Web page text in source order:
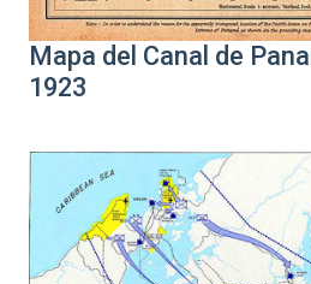
Mapa del Canal de
1923